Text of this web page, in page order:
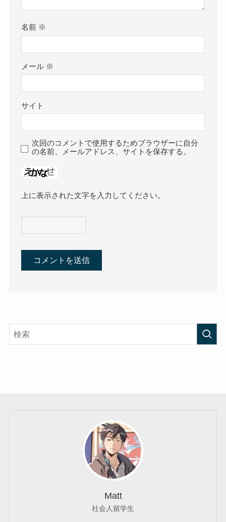
名前 ※
メール ※
サイト
次回のコメントで使用するためブラウザーに自分
の名前、メールアドレス、サイトを保存する。
上に表示された文字を入力してください。
Matt
社会人留学生